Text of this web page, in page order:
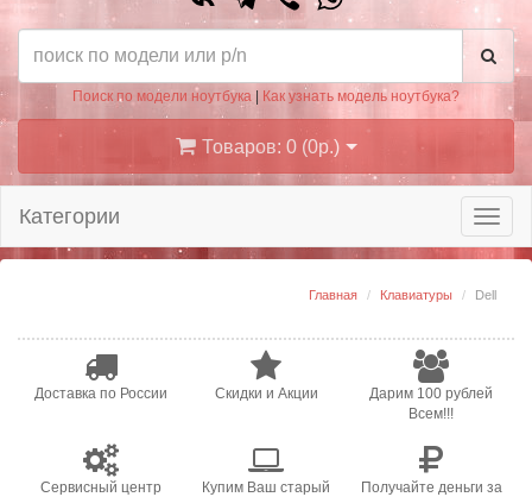
Поиск по модели ноутбука Как узнать модель ноутбука?
Товаров: 0 (0р.)
Категории
Главная Клавиатуры Dell
Доставка по России Скидки и Акции
Дарим 100 рублей
Всем!!!
Сервисный центр
Купим Ваш старый
Получайте деньги за